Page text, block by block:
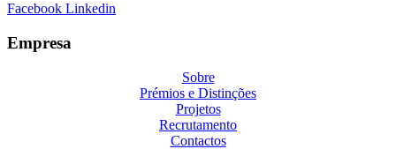
Facebook Linkedin
Empresa
Sobre
Prémios e Distinções
Projetos
Recrutamento
Contactos